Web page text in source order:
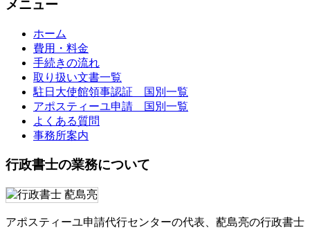
メニュー
ホーム
費用・料金
手続きの流れ
取り扱い文書一覧
駐日大使館領事認証 国別一覧
アポスティーユ申請 国別一覧
よくある質問
事務所案内
行政書士の業務について
アポスティーユ申請代行センターの代表、蓜島亮の行政書士